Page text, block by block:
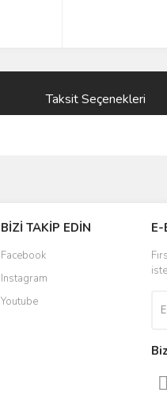
Taksit Seçenekleri
BİZİ TAKİP EDİN
Facebook
Instagram
Youtube